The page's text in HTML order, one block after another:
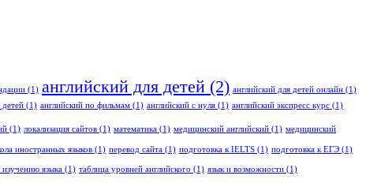
(1) английский для детей (2) английский для детей онлайн (1)
детей (1) английский по фильмам (1) английский с нуля (1) английский экспресс курс (1)
(1) локализация сайтов (1) математика (1) медицинский английский (1) медицинский
иностранных языков (1) перевод сайта (1) подготовка к IELTS (1) подготовка к ЕГЭ (1)
изучению языка (1) таблица уровней английского (1) язык и возможности (1)